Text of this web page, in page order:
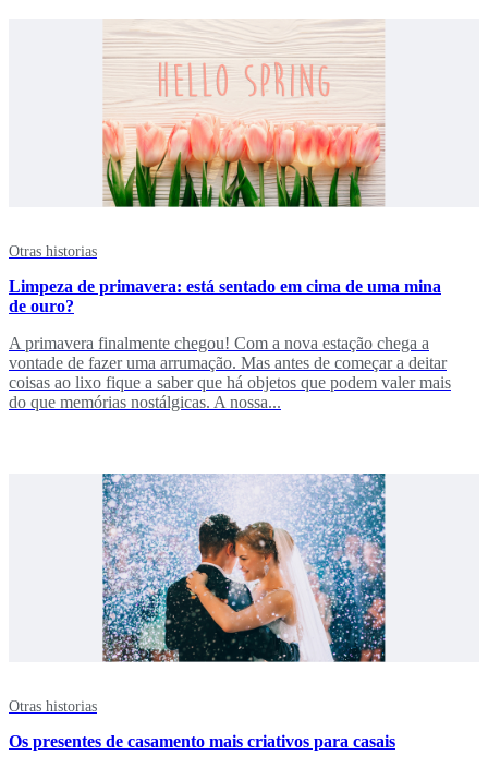
Otras historias
Limpeza de primavera: está sentado em cima de uma mina
de ouro?
A primavera finalmente chegou! Com a nova estação chega a
vontade de fazer uma arrumação. Mas antes de começar a deitar
coisas ao lixo fique a saber que há objetos que podem valer mais
do que memórias nostálgicas. A nossa...
Otras historias
Os presentes de casamento mais criativos para casais